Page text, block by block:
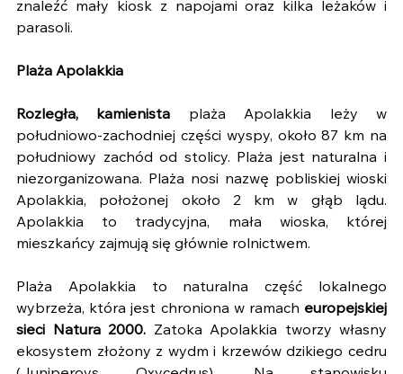
znaleźć mały kiosk z napojami oraz kilka leżaków i
parasoli.
Plaża Apolakkia
Rozległa, kamienista plaża Apolakkia leży w
południowo-zachodniej części wyspy, około 87 km na
południowy zachód od stolicy. Plaża jest naturalna i
niezorganizowana. Plaża nosi nazwę pobliskiej wioski
Apolakkia, położonej około 2 km w głąb lądu.
Apolakkia to tradycyjna, mała wioska, której
mieszkańcy zajmują się głównie rolnictwem.
Plaża Apolakkia to naturalna część lokalnego
wybrzeża, która jest chroniona w ramach europejskiej
sieci Natura 2000. Zatoka Apolakkia tworzy własny
ekosystem złożony z wydm i krzewów dzikiego cedru